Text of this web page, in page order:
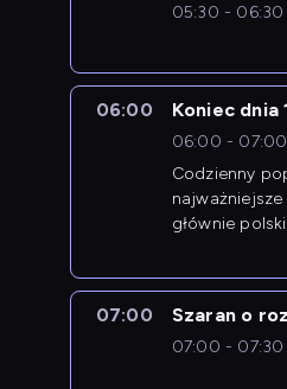
05:30 - 06:30
06:00 Koniec dnia
06:00 - 07:00
Codzienny
głównie
07:00 Szaran o
07:00 - 07:30